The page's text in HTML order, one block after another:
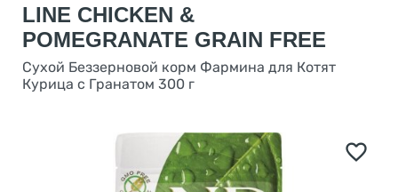
LINE CHICKEN &
POMEGRANATE GRAIN FREE
Сухой Беззерновой корм Фармина для Котят
Курица с Гранатом 300 г